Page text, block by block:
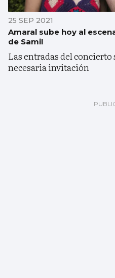
25 SEP 2021
Amaral sube hoy al
de Samil
Las entradas del
necesaria invitación